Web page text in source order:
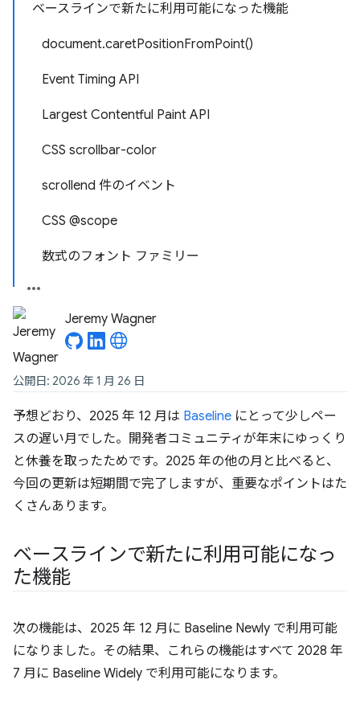
ベースラインで新たに利用可能になった機能
document.caretPositionFromPoint()
Event Timing API
Largest Contentful Paint API
CSS scrollbar-color
scrollend 件のイベント
CSS @scope
数式のフォント ファミリー
Jeremy Wagner
公開日: 2026 年 1 月 26 日
予想どおり、2025 年 12 月は Baseline にとって少しペー
スの遅い月でした。開発者コミュニティが年末にゆっくり
と休養を取ったためです。2025 年の他の月と比べると、
今回の更新は短期間で完了しますが、重要なポイントはた
くさんあります。
ベースラインで新たに利用可能になっ
た機能
次の機能は、2025 年 12 月に Baseline Newly で利用可能
になりました。その結果、これらの機能はすべて 2028 年
7 月に Baseline Widely で利用可能になります。